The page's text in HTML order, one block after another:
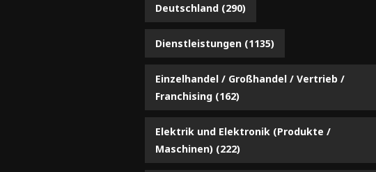
Deutschland (290)
Dienstleistungen (1135)
Einzelhandel / Großhandel / Vertrieb /
Franchising (162)
Elektrik und Elektronik (Produkte /
Maschinen) (222)